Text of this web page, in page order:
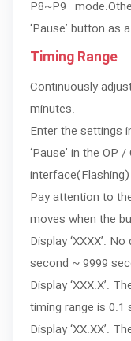
P8~P9
‘Pause’ button as
Timing Range
Continuously
minutes.
Enter the settings
‘Pause’ in the
Pay attention to
moves when the
Display ‘XXXX’.
second ~ 9999
Display ‘XXX.X’.
timing range is
Display ‘XX.XX’.